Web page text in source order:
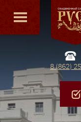
8 (862)